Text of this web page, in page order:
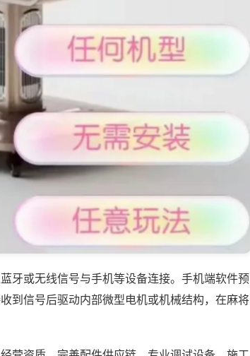
牙或无线信号与手机等设备连接。手机端软件预
到信号后驱动内部微型电机或机械结构，在麻将